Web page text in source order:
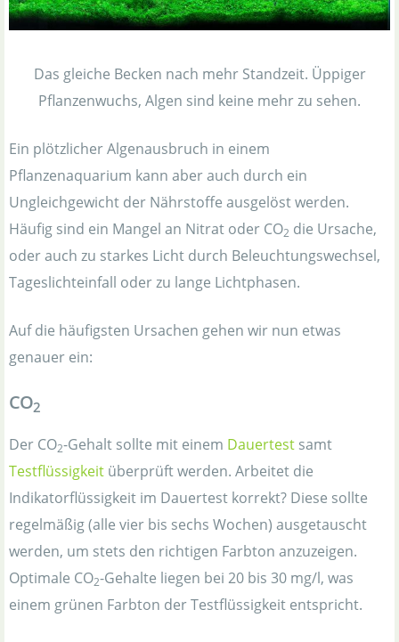
Das gleiche Becken nach mehr Standzeit. Üppiger
Pflanzenwuchs, Algen sind keine mehr zu sehen.
Ein plötzlicher Algenausbruch in einem
Pflanzenaquarium kann aber auch durch ein
Ungleichgewicht der Nährstoffe ausgelöst werden.
Häufig sind ein Mangel an Nitrat oder CO2 die Ursache,
oder auch zu starkes Licht durch Beleuchtungswechsel,
Tageslichteinfall oder zu lange Lichtphasen.
Auf die häufigsten Ursachen gehen wir nun etwas
genauer ein:
CO2
Der CO2-Gehalt sollte mit einem Dauertest samt
Testflüssigkeit überprüft werden. Arbeitet die
Indikatorflüssigkeit im Dauertest korrekt? Diese sollte
regelmäßig (alle vier bis sechs Wochen) ausgetauscht
werden, um stets den richtigen Farbton anzuzeigen.
Optimale CO2-Gehalte liegen bei 20 bis 30 mg/l, was
einem grünen Farbton der Testflüssigkeit entspricht.